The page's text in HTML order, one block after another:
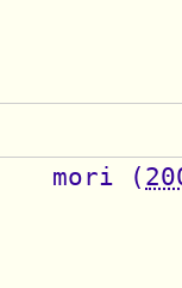
mori (